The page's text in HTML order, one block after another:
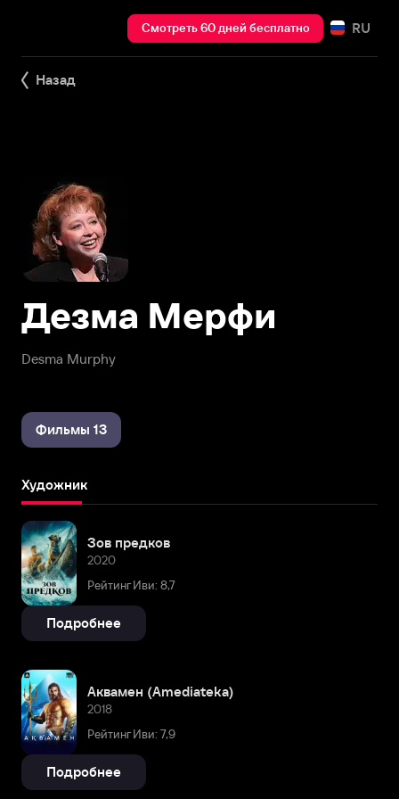
Смотреть 60 дней бесплатно RU
Назад
Desma Murphy
Дезма Мерфи
Фильмы 13
Художник
Зов предков
2020
Рейтинг Иви: 8,7
Подробнее
Аквамен (Amediateka)
2018
Рейтинг Иви: 7,9
Подробнее